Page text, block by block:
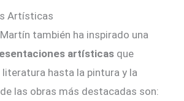
Artísticas
también ha inspirado una
artísticas que
literatura hasta la pintura y la
las obras más destacadas son: